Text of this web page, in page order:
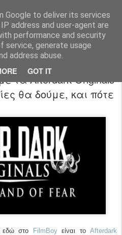
Google to deliver its services
address and user-agent are
performance and security
service, generate usage
address abuse.
GOT IT
τα Afterdark Originals
θα δούμε, και πότε
στο FilmBoyείναι τοAfterdark